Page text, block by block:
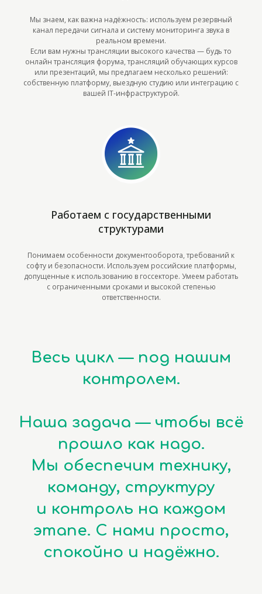
Мы знаем, как важна надёжность: используем резервный
канал передачи сигнала и систему мониторинга звука в
реальном времени.
Если вам нужны трансляции высокого качества — будь то
онлайн трансляция форума, трансляций обучающих курсов
или презентаций, мы предлагаем несколько решений:
собственную платформу, выездную студию или интеграцию с
вашей IT-инфраструктурой.
Работаем с государственными
структурами
Понимаем особенности документооборота, требований к
софту и безопасности. Используем российские платформы,
допущенные к использованию в госсекторе. Умеем работать
с ограниченными сроками и высокой степенью
ответственности.
Весь цикл — под нашим
контролем.
Наша задача — чтобы всё
прошло как надо.
Мы обеспечим технику,
команду, структуру
и контроль на каждом
этапе. С нами просто,
спокойно и надёжно.